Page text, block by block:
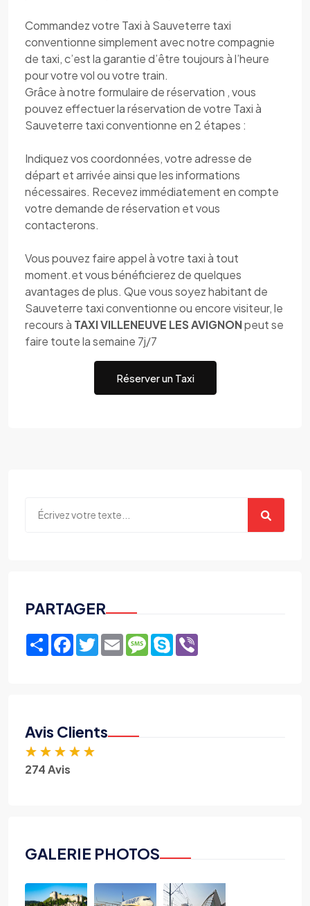
Commandez votre Taxi à Sauveterre taxi
conventionne simplement avec notre compagnie
de taxi, c’est la garantie d’être toujours à l’heure
pour votre vol ou votre train.
Grâce à notre formulaire de réservation , vous
pouvez effectuer la réservation de votre Taxi à
Sauveterre taxi conventionne en 2 étapes :
Indiquez vos coordonnées, votre adresse de
départ et arrivée ainsi que les informations
nécessaires. Recevez immédiatement en compte
votre demande de réservation et vous
contacterons.
Vous pouvez faire appel à votre taxi à tout
moment.et vous bénéficierez de quelques
avantages de plus. Que vous soyez habitant de
Sauveterre taxi conventionne ou encore visiteur, le
recours à TAXI VILLENEUVE LES AVIGNONpeut se
faire toute la semaine 7j/7
Réserver un Taxi
PARTAGER
ShareFacebook
TwitterEmailMessage
Skype
Avis Clients
★ ★ ★ ★ ★
274 Avis
GALERIE PHOTOS